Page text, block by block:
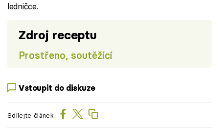
ledničce.
Zdroj receptu
Prostřeno, soutěžící
Vstoupit do diskuze
Sdílejte článek